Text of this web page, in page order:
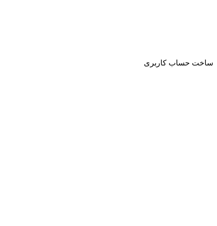
ساخت حساب کاربری